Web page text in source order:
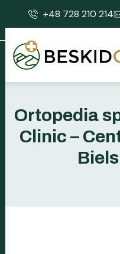
+48 728 210 214
Ortopedia
Clinic –